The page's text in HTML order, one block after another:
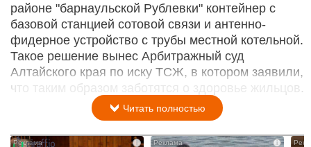
районе "барнаульской Рублевки" контейнер с
базовой станцией сотовой связи и антенно-
фидерное устройство с трубы местной котельной.
Такое решение вынес Арбитражный суд
Алтайского края по иску ТСЖ, в котором заявили,
что таким образом заботятся о здоровье жильцов.
Читать полностью
i